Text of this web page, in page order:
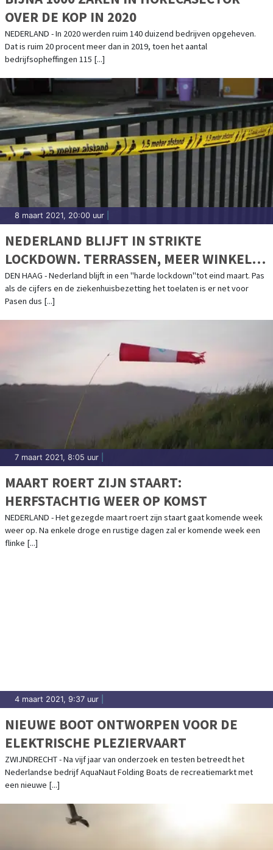
OVER DE KOP IN 2020
NEDERLAND - In 2020 werden ruim 140 duizend bedrijven opgeheven.
Dat is ruim 20 procent meer dan in 2019, toen het aantal
bedrijfsopheffingen 115 [...]
8 maart 2021, 20:00 uur
NEDERLAND BLIJFT IN STRIKTE
LOCKDOWN. TERRASSEN, MEER WINKELS
EN HOGER ONDERWIJS MOGELIJK PAS
OPEN IN APRIL
DEN HAAG - Nederland blijft in een "harde lockdown"tot eind maart. Pas
als de cijfers en de ziekenhuisbezetting het toelaten is er net voor
Pasen dus [...]
7 maart 2021, 8:05 uur
MAART ROERT ZIJN STAART:
HERFSTACHTIG WEER OP KOMST
NEDERLAND - Het gezegde maart roert zijn staart gaat komende week
weer op. Na enkele droge en rustige dagen zal er komende week een
flinke [...]
4 maart 2021, 9:37 uur
NIEUWE BOOT ONTWORPEN VOOR DE
ELEKTRISCHE PLEZIERVAART
ZWIJNDRECHT - Na vijf jaar van onderzoek en testen betreedt het
Nederlandse bedrijf AquaNaut Folding Boats de recreatiemarkt met
een nieuwe [...]